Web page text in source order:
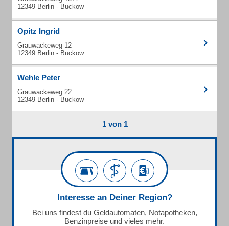
12349 Berlin - Buckow
Opitz Ingrid
Grauwackeweg 12
12349 Berlin - Buckow
Wehle Peter
Grauwackeweg 22
12349 Berlin - Buckow
1 von 1
Interesse an Deiner Region?
Bei uns findest du Geldautomaten, Notapotheken,
Benzinpreise und vieles mehr.